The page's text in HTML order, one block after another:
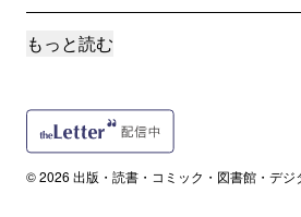
誰でも
2026.07.03
新刊『9割の日本人のための「ゆる読書
もっと読む
© 2026 出版・読書・コミック・図書館・デジ